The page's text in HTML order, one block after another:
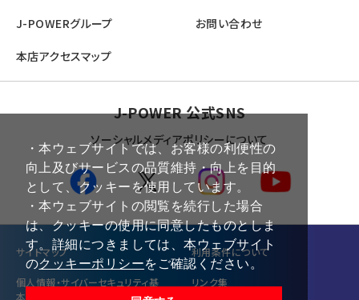
・本ウェブサイトでは、お客様の利便性の
向上及びサービスの品質維持・向上を目的
として、クッキーを使用しています。
・本ウェブサイトの閲覧を続行した場合
は、クッキーの使用に同意したものとしま
す。詳細につきましては、本ウェブサイト
のクッキーポリシーをご確認ください。
J-POWERグループ お問い合わせ
本店アクセスマップ
J-POWER 公式SNS
ソーシャルメディアポリシーについて
サイトマップ 利⽤条件について
個⼈情報・サイバーセキュリティ基
本方針
リンク集